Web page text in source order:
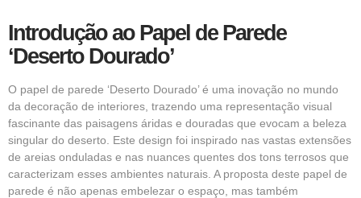
Introdução ao Papel de Parede
‘Deserto Dourado’
O papel de parede ‘Deserto Dourado’ é uma inovação no mundo
da decoração de interiores, trazendo uma representação visual
fascinante das paisagens áridas e douradas que evocam a beleza
singular do deserto. Este design foi inspirado nas vastas extensões
de areias onduladas e nas nuances quentes dos tons terrosos que
caracterizam esses ambientes naturais. A proposta deste papel de
parede é não apenas embelezar o espaço, mas também